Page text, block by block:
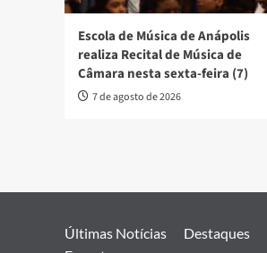
Escola de Música de Anápolis
realiza Recital de Música de
Câmara nesta sexta-feira (7)
7 de agosto de 2026
Últimas Notícias Destaques